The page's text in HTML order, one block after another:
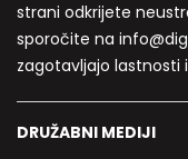
strani odkrijete
sporočite na
zagotavljajo lastnosti
DRUŽABNI MEDIJI